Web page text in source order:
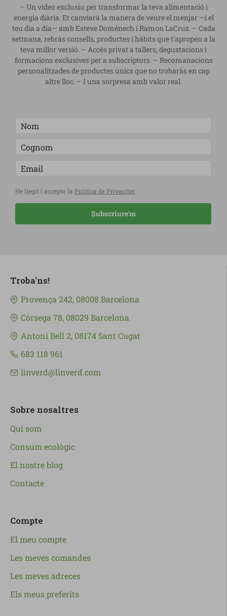
– Un vídeo exclusiu per transformar la teva alimentació i
energia diària. Et canviarà la manera de veure el menjar —i el
teu dia a dia— amb Esteve Doménech i Ramon LaCruz. – Cada
setmana, rebràs consells, productes i hàbits que t’apropen a la
teva millor versió. – Accés privat a tallers, degustacions i
formacions exclusives per a subscriptors. – Recomanacions
personalitzades de productes únics que no trobaràs en cap
altre lloc. – I una sorpresa amb valor real.
He llegit i accepto la Política de Privacitat
Subscriure'm
Troba'ns!
Provença 242, 08008 Barcelona
Còrsega 78, 08029 Barcelona
Antoni Bell 2, 08174 Sant Cugat
683 118 961
linverd@linverd.com
Sobre nosaltres
Qui som
Consum ecològic
El nostre blog
Contacte
Compte
El meu compte
Les meves comandes
Les meves adreces
Els meus preferits